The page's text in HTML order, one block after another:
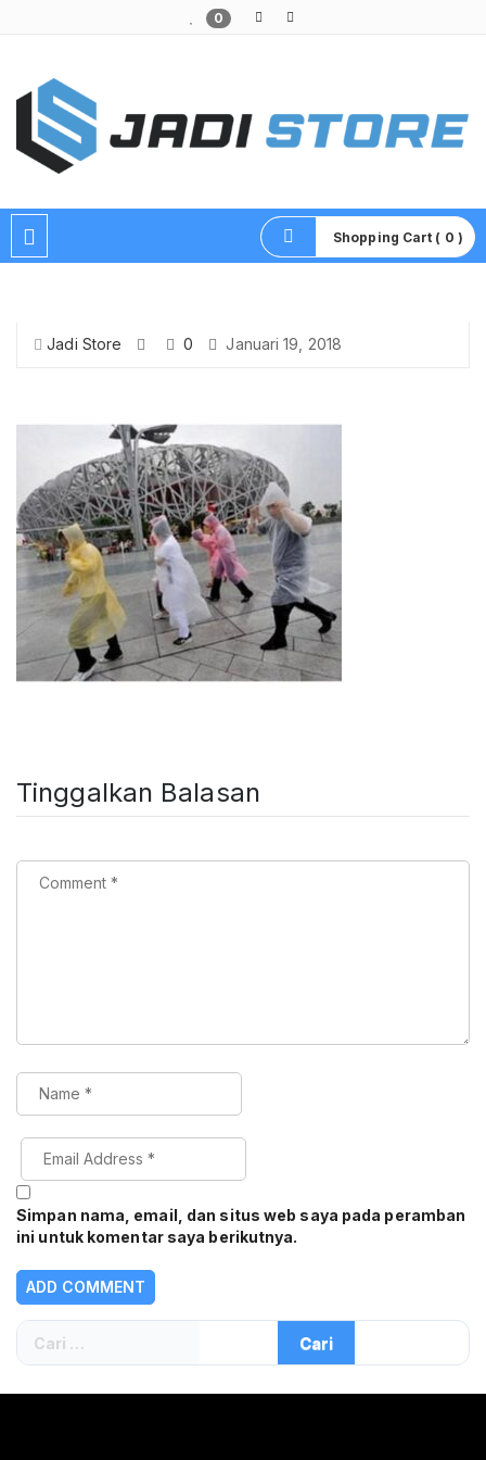
0
Shopping Cart ( 0 )
Jadi Store 0 Januari 19, 2018
Tinggalkan Balasan
Simpan nama, email, dan situs web saya pada peramban
ini untuk komentar saya berikutnya.
Cari
untuk: